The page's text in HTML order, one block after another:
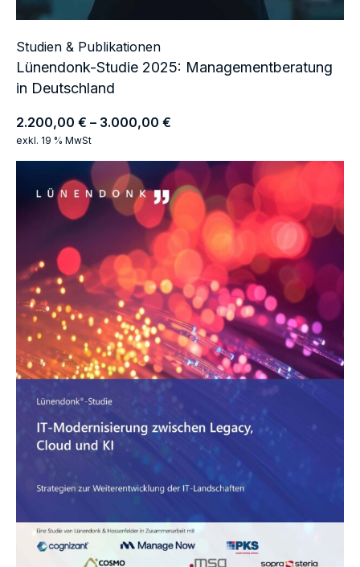
Studien & Publikationen
Lünendonk-Studie 2025: Managementberatung
in Deutschland
2.200,00 € – 3.000,00 €
exkl. 19 % MwSt